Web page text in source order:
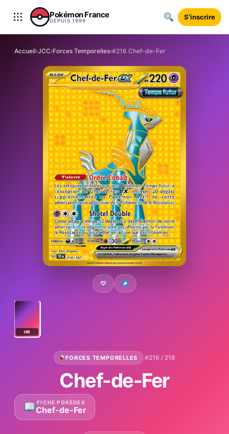
Aller au contenu
Pokémon France
DEPUIS 1999 S'inscrire
Accueil›JCC›Forces Temporelles›#216 Chef-de-Fer
♡
HR
FORCES TEMPORELLES ·#216 / 218
Chef-de-Fer
FICHE POKÉDEX
Chef-de-Fer